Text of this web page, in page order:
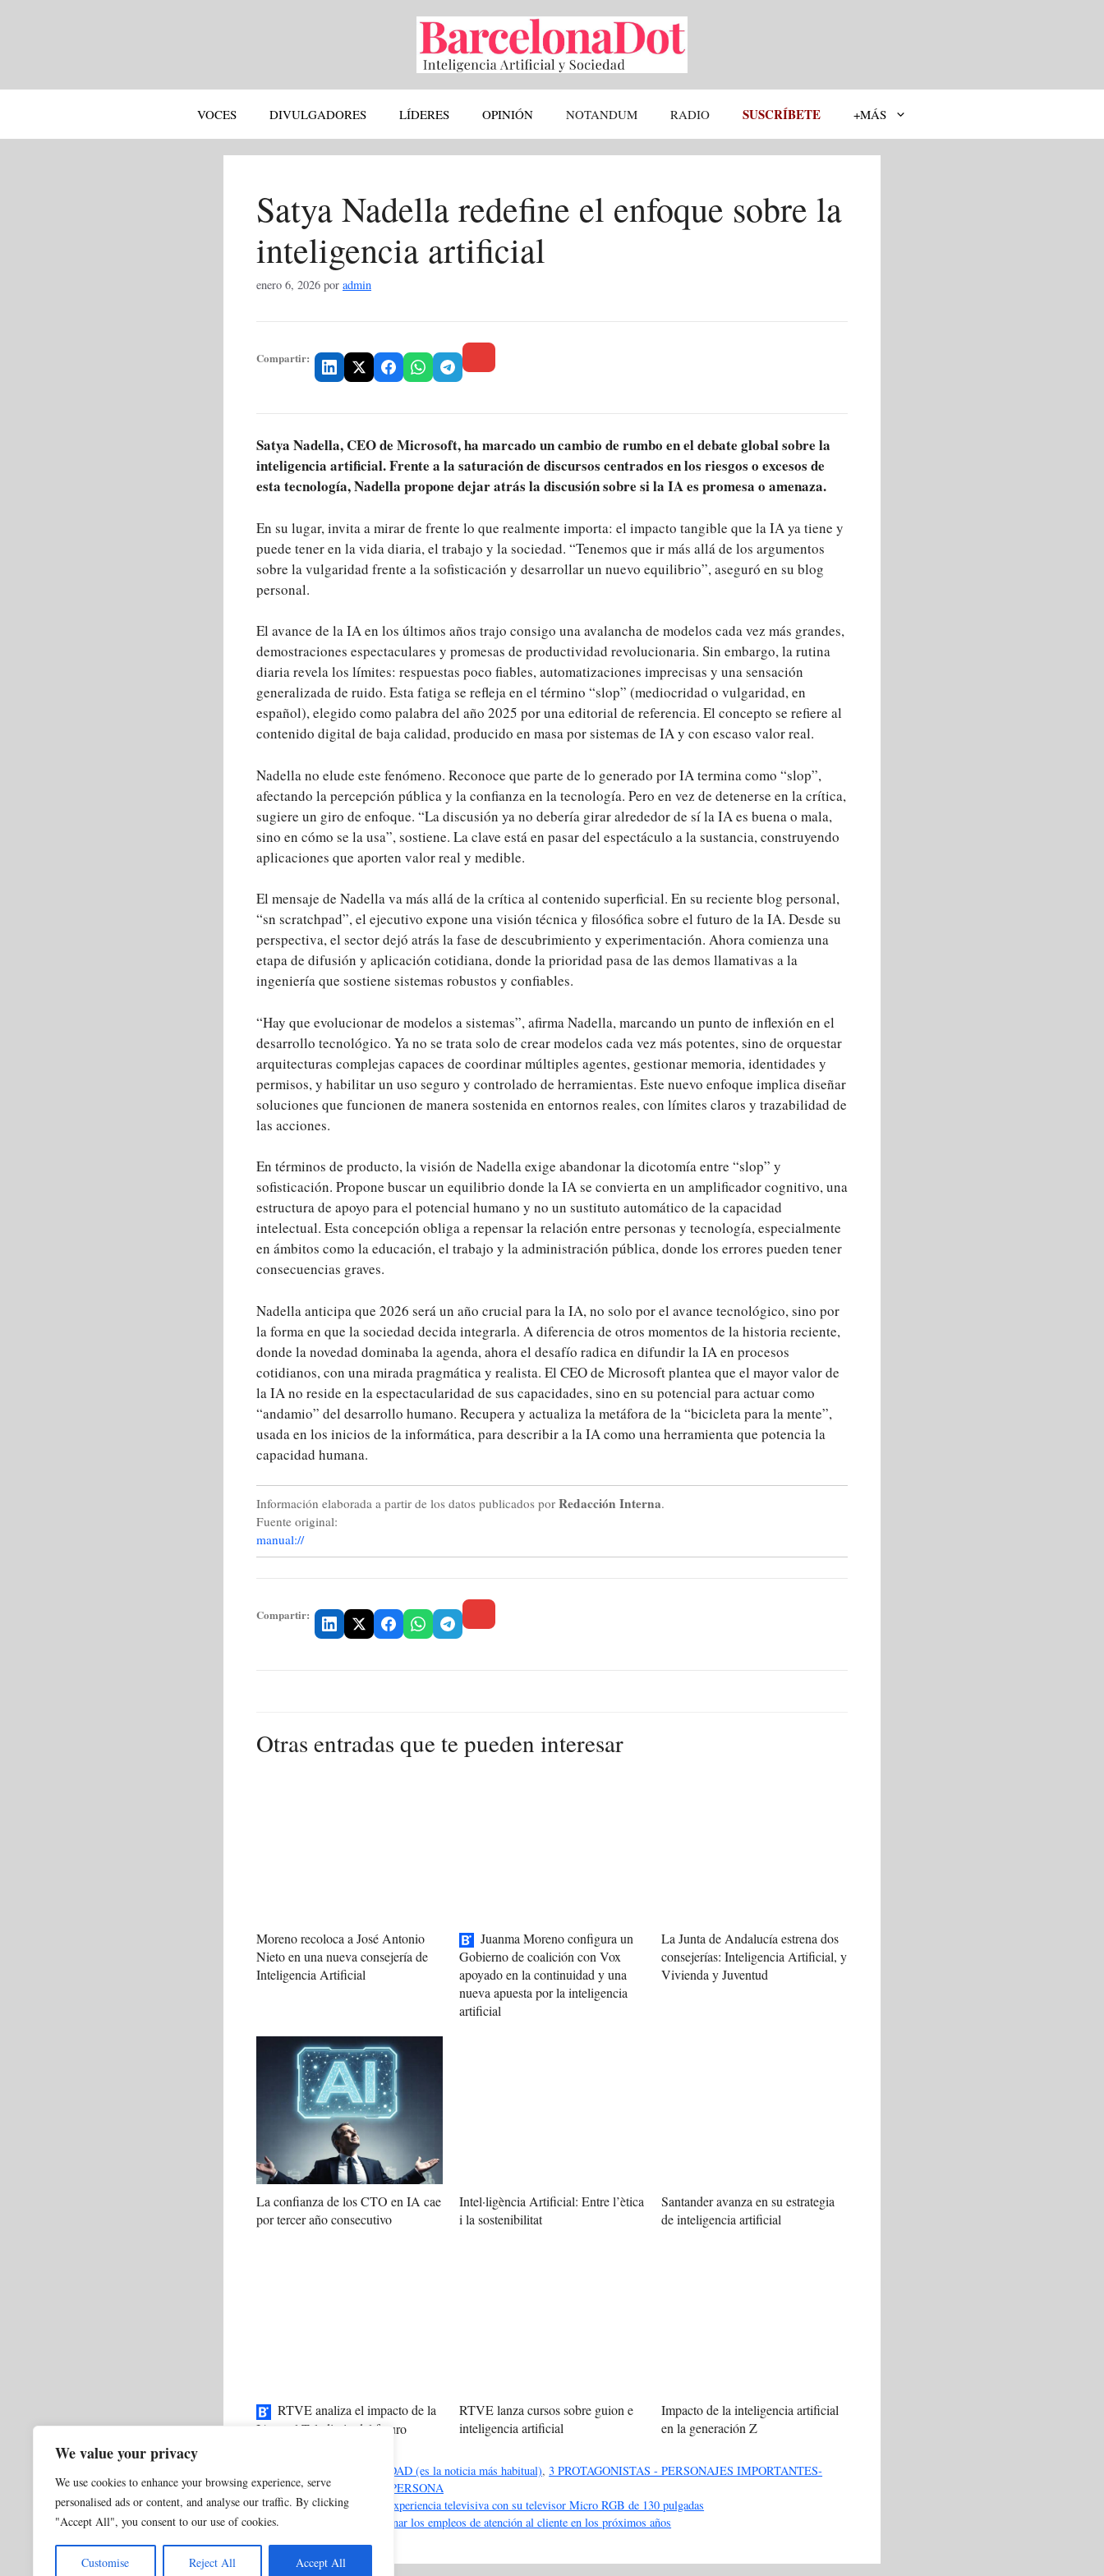
We value your privacy
We use cookies to enhance your browsing experience, serve
personalised ads or content, and analyse our traffic. By clicking
"Accept All", you consent to our use of cookies.
Customise Reject All Accept All
VOCES DIVULGADORES LÍDERES OPINIÓN NOTANDUM RADIO SUSCRÍBETE +MÁS
Satya Nadella redefine el enfoque sobre la
inteligencia artificial
enero 6, 2026 por admin
Compartir:
Satya Nadella, CEO de Microsoft, ha marcado un cambio de rumbo en el debate global sobre la
inteligencia artificial. Frente a la saturación de discursos centrados en los riesgos o excesos de
esta tecnología, Nadella propone dejar atrás la discusión sobre si la IA es promesa o amenaza.
En su lugar, invita a mirar de frente lo que realmente importa: el impacto tangible que la IA ya tiene y
puede tener en la vida diaria, el trabajo y la sociedad. “Tenemos que ir más allá de los argumentos
sobre la vulgaridad frente a la sofisticación y desarrollar un nuevo equilibrio”, aseguró en su blog
personal.
El avance de la IA en los últimos años trajo consigo una avalancha de modelos cada vez más grandes,
demostraciones espectaculares y promesas de productividad revolucionaria. Sin embargo, la rutina
diaria revela los límites: respuestas poco fiables, automatizaciones imprecisas y una sensación
generalizada de ruido. Esta fatiga se refleja en el término “slop” (mediocridad o vulgaridad, en
español), elegido como palabra del año 2025 por una editorial de referencia. El concepto se refiere al
contenido digital de baja calidad, producido en masa por sistemas de IA y con escaso valor real.
Nadella no elude este fenómeno. Reconoce que parte de lo generado por IA termina como “slop”,
afectando la percepción pública y la confianza en la tecnología. Pero en vez de detenerse en la crítica,
sugiere un giro de enfoque. “La discusión ya no debería girar alrededor de sí la IA es buena o mala,
sino en cómo se la usa”, sostiene. La clave está en pasar del espectáculo a la sustancia, construyendo
aplicaciones que aporten valor real y medible.
El mensaje de Nadella va más allá de la crítica al contenido superficial. En su reciente blog personal,
“sn scratchpad”, el ejecutivo expone una visión técnica y filosófica sobre el futuro de la IA. Desde su
perspectiva, el sector dejó atrás la fase de descubrimiento y experimentación. Ahora comienza una
etapa de difusión y aplicación cotidiana, donde la prioridad pasa de las demos llamativas a la
ingeniería que sostiene sistemas robustos y confiables.
“Hay que evolucionar de modelos a sistemas”, afirma Nadella, marcando un punto de inflexión en el
desarrollo tecnológico. Ya no se trata solo de crear modelos cada vez más potentes, sino de orquestar
arquitecturas complejas capaces de coordinar múltiples agentes, gestionar memoria, identidades y
permisos, y habilitar un uso seguro y controlado de herramientas. Este nuevo enfoque implica diseñar
soluciones que funcionen de manera sostenida en entornos reales, con límites claros y trazabilidad de
las acciones.
En términos de producto, la visión de Nadella exige abandonar la dicotomía entre “slop” y
sofisticación. Propone buscar un equilibrio donde la IA se convierta en un amplificador cognitivo, una
estructura de apoyo para el potencial humano y no un sustituto automático de la capacidad
intelectual. Esta concepción obliga a repensar la relación entre personas y tecnología, especialmente
en ámbitos como la educación, el trabajo y la administración pública, donde los errores pueden tener
consecuencias graves.
Nadella anticipa que 2026 será un año crucial para la IA, no solo por el avance tecnológico, sino por
la forma en que la sociedad decida integrarla. A diferencia de otros momentos de la historia reciente,
donde la novedad dominaba la agenda, ahora el desafío radica en difundir la IA en procesos
cotidianos, con una mirada pragmática y realista. El CEO de Microsoft plantea que el mayor valor de
la IA no reside en la espectacularidad de sus capacidades, sino en su potencial para actuar como
“andamio” del desarrollo humano. Recupera y actualiza la metáfora de la “bicicleta para la mente”,
usada en los inicios de la informática, para describir a la IA como una herramienta que potencia la
capacidad humana.
Información elaborada a partir de los datos publicados por Redacción Interna.
Fuente original:
manual://
Compartir:
Otras entradas que te pueden interesar
Moreno recoloca a José Antonio
Nieto en una nueva consejería de
Inteligencia Artificial
Juanma Moreno configura un
Gobierno de coalición con Vox
apoyado en la continuidad y una
nueva apuesta por la inteligencia
artificial
La Junta de Andalucía estrena dos
consejerías: Inteligencia Artificial, y
Vivienda y Juventud
La confianza de los CTO en IA cae
por tercer año consecutivo
Intel·ligència Artificial: Entre l’ètica
i la sostenibilitat
Santander avanza en su estrategia
de inteligencia artificial
RTVE analiza el impacto de la
IA en el Telediario del futuro
RTVE lanza cursos sobre guion e
inteligencia artificial
Impacto de la inteligencia artificial
en la generación Z
0 NORMAL ACTUALIDAD (es la noticia más habitual),3 PROTAGONISTAS - PERSONAJES IMPORTANTES-
SIEMPRE HAY FOTO DE PERSONA
Samsung revoluciona la experiencia televisiva con su televisor Micro RGB de 130 pulgadas
La IA amenaza con eliminar los empleos de atención al cliente en los próximos años